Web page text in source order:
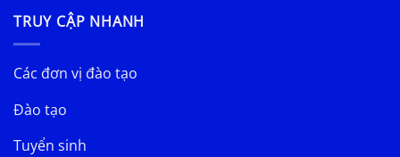
TRUY CẬP NHANH
Các đơn vị đào tạo
Đào tạo
Tuyển sinh